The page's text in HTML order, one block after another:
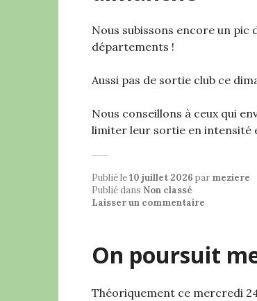
Nous subissons encore un
départements !
Aussi pas de sortie club ce
Nous conseillons à ceux qui
limiter leur sortie en intensité
Publié le10 juillet 2026 par meziere
Publié dans Non classé
Laisser un commentaire
On poursuit
Théoriquement ce mercredi